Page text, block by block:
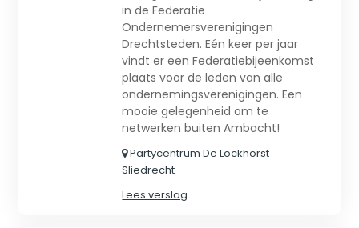
in de Federatie
Ondernemersverenigingen
Drechtsteden. Eén keer per jaar
vindt er een Federatiebijeenkomst
plaats voor de leden van alle
ondernemingsverenigingen. Een
mooie gelegenheid om te
netwerken buiten Ambacht!
Partycentrum De Lockhorst
Sliedrecht
Lees verslag